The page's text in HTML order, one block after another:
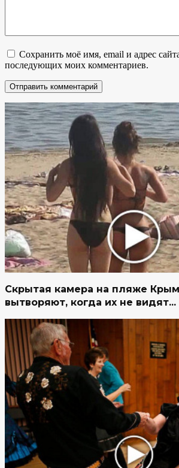
Сохранить моё имя, email и адрес
последующих моих комментариев.
Скрытая камера на пляже
вытворяют, когда их не видят...